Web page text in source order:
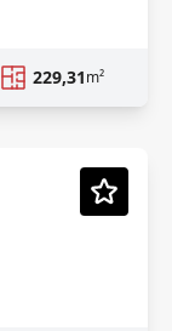
229,31m²
Em Construção